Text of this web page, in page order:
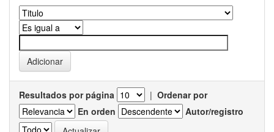
Resultados por página | Ordenar por
En orden
Autor/registro